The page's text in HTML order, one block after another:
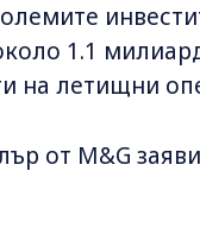
1.1
на летищни
от M&G